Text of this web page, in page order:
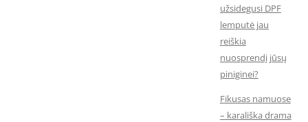
užsidegusi DPF
lemputė jau
reiškia
nuosprendį jūsų
piniginei?
Fikusas namuose
– karališka drama